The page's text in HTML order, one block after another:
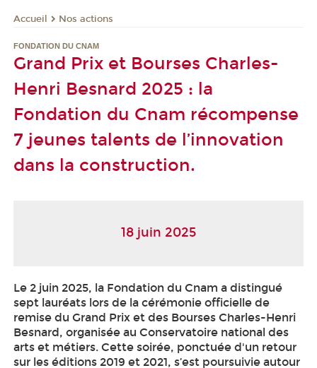
Accueil Nos actions
FONDATION DU CNAM
Grand Prix et Bourses Charles-
Henri Besnard 2025 : la
Fondation du Cnam récompense
7 jeunes talents de l’innovation
dans la construction.
18 juin 2025
Le 2 juin 2025, la Fondation du Cnam a distingué
sept lauréats lors de la cérémonie officielle de
remise du Grand Prix et des Bourses Charles-Henri
Besnard, organisée au Conservatoire national des
arts et métiers. Cette soirée, ponctuée d'un retour
sur les éditions 2019 et 2021, s’est poursuivie autour